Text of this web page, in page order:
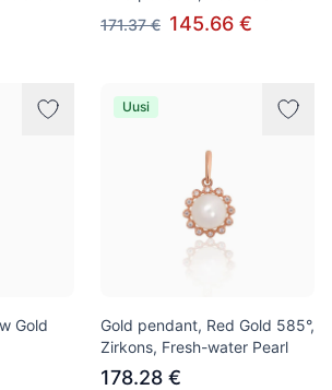
171.37 € 145.66 €
Gold
Uusi
Gold pendant, Red Gold 585°,
Zirkons, Fresh-water Pearl
178.28 €